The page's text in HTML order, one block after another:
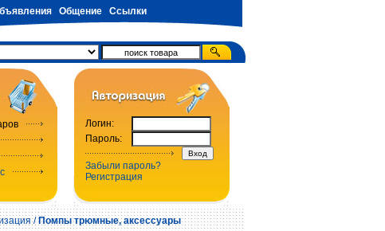
Общение Ссылки
Логин:
Пароль:
Забыли пароль?
Регистрация
/Помпы трюмные, аксессуары